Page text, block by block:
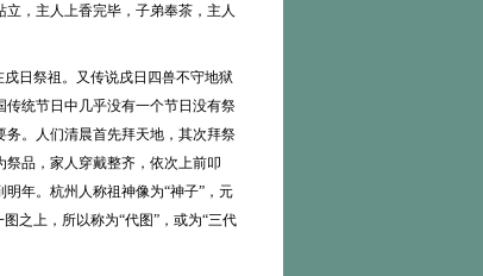
，主人上香完毕，子弟奉茶，主人
日祭祖。又传说戌日四兽不守地狱
统节日中几乎没有一个节日没有祭
。人们清晨首先拜天地，其次拜祭
品，家人穿戴整齐，依次上前叩
年。杭州人称祖神像为“神子”，元
之上，所以称为“代图”，或为“三代